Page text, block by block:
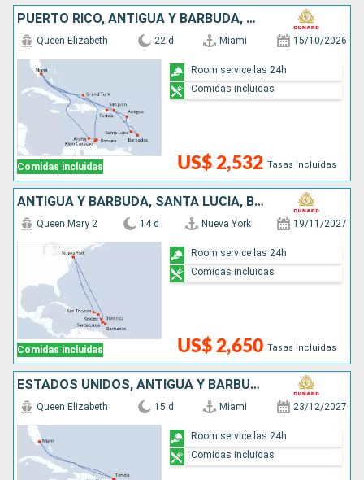
PUERTO RICO, ANTIGUA Y BARBUDA, SANTA LUCIA, BARBADOS, SAN MARTÍN, ESTADOS UNIDOS, ARUBA
Comidas incluidas
Queen Elizabeth 22 d Miami 15/10/2026
US$ 2,532 Tasas incluidas
Room service las 24h
Comidas incluidas
ANTIGUA Y BARBUDA, SANTA LUCIA, BARBADOS, DOMINICA, SAN MARTÍN, ESTADOS UNIDOS
Comidas incluidas
Queen Mary 2 14 d Nueva York 19/11/2027
US$ 2,650 Tasas incluidas
Room service las 24h
Comidas incluidas
ESTADOS UNIDOS, ANTIGUA Y BARBUDA, SAN VINCENT Y LAS GRANADINAS, BARBADOS, SANTA LUCIA, SAN MARTÍN
Queen Elizabeth 15 d Miami 23/12/2027
Room service las 24h
Comidas incluidas